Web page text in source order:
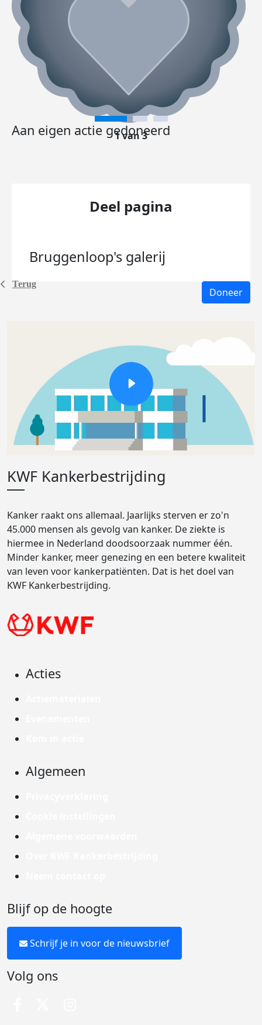
Terug
Aan eigen actie gedoneerd
1 van 3
Deel pagina
Bruggenloop's galerij
Doneer
KWF Kankerbestrijding
Kanker raakt ons allemaal. Jaarlijks sterven er zo'n
45.000 mensen als gevolg van kanker. De ziekte is
hiermee in Nederland doodsoorzaak nummer één.
Minder kanker, meer genezing en een betere kwaliteit
van leven voor kankerpatiënten. Dat is het doel van
KWF Kankerbestrijding.
Acties
Algemeen
Blijf op de hoogte
Schrijf je in voor de nieuwsbrief
Volg ons